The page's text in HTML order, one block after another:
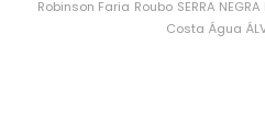
Robinson Faria Roubo SERRA
Costa Água